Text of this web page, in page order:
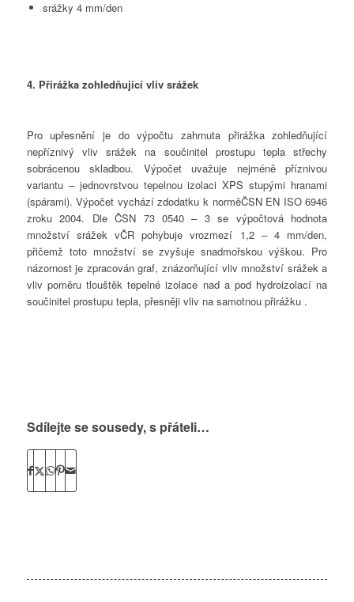
srážky 4 mm/den
4. Přirážka zohledňující vliv srážek
Pro upřesnění je do výpočtu zahrnuta přirážka zohledňující
nepříznivý vliv srážek na součinitel prostupu tepla střechy
sobrácenou skladbou. Výpočet uvažuje nejméně příznivou
variantu – jednovrstvou tepelnou izolaci XPS stupými hranami
(spárami). Výpočet vychází zdodatku k norměČSN EN ISO 6946
zroku 2004. Dle ČSN 73 0540 – 3 se výpočtová hodnota
množství srážek vČR pohybuje vrozmezí 1,2 – 4 mm/den,
přičemž toto množství se zvyšuje snadmořskou výškou. Pro
názornost je zpracován graf, znázorňující vliv množství srážek a
vliv poměru tlouštěk tepelné izolace nad a pod hydroizolací na
součinitel prostupu tepla, přesněji vliv na samotnou přirážku .
Sdílejte se sousedy, s přáteli…